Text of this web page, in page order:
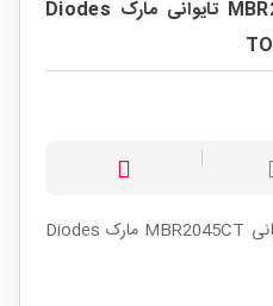
دوبل دیود شاتکی MBR2045CT تایوانی مارک Diodes
دوبل دیود 45 ولت 20 آمپر تایوانی MBR2045CT مارک Diodes